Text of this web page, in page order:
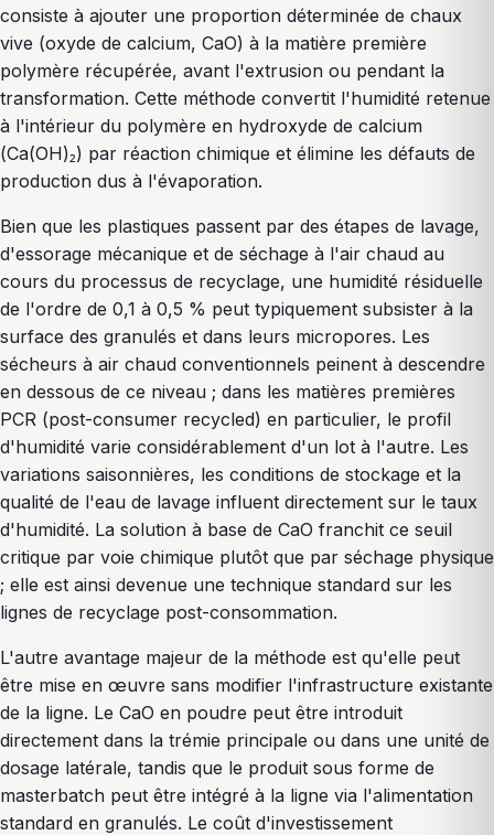
consiste à ajouter une proportion déterminée de chaux
vive (oxyde de calcium, CaO) à la matière première
polymère récupérée, avant l'extrusion ou pendant la
transformation. Cette méthode convertit l'humidité retenue
à l'intérieur du polymère en hydroxyde de calcium
(Ca(OH)₂) par réaction chimique et élimine les défauts de
production dus à l'évaporation.
Bien que les plastiques passent par des étapes de lavage,
d'essorage mécanique et de séchage à l'air chaud au
cours du processus de recyclage, une humidité résiduelle
de l'ordre de 0,1 à 0,5 % peut typiquement subsister à la
surface des granulés et dans leurs micropores. Les
sécheurs à air chaud conventionnels peinent à descendre
en dessous de ce niveau ; dans les matières premières
PCR (post-consumer recycled) en particulier, le profil
d'humidité varie considérablement d'un lot à l'autre. Les
variations saisonnières, les conditions de stockage et la
qualité de l'eau de lavage influent directement sur le taux
d'humidité. La solution à base de CaO franchit ce seuil
critique par voie chimique plutôt que par séchage physique
; elle est ainsi devenue une technique standard sur les
lignes de recyclage post-consommation.
L'autre avantage majeur de la méthode est qu'elle peut
être mise en œuvre sans modifier l'infrastructure existante
de la ligne. Le CaO en poudre peut être introduit
directement dans la trémie principale ou dans une unité de
dosage latérale, tandis que le produit sous forme de
masterbatch peut être intégré à la ligne via l'alimentation
standard en granulés. Le coût d'investissement